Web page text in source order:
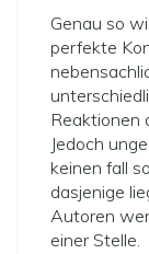
Genau so
perfekte
Reaktionen
Jedoch
keinen fall
dasjenige
Autoren
einer Stelle.